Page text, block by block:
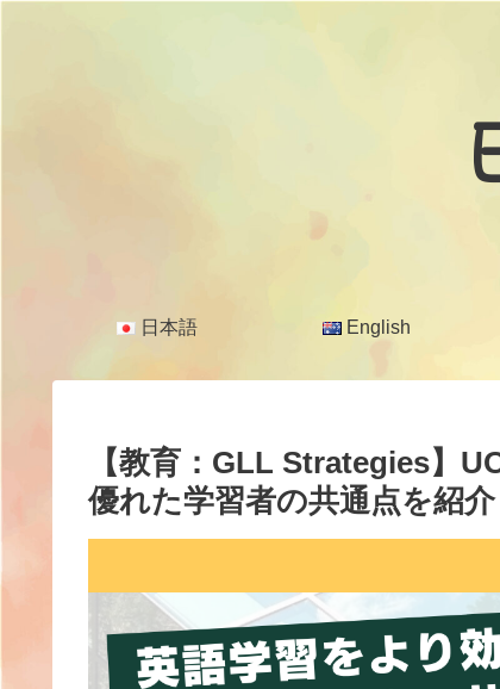
日本語 English
【教育：GLL Strategies】
優れた学習者の共通点を紹介